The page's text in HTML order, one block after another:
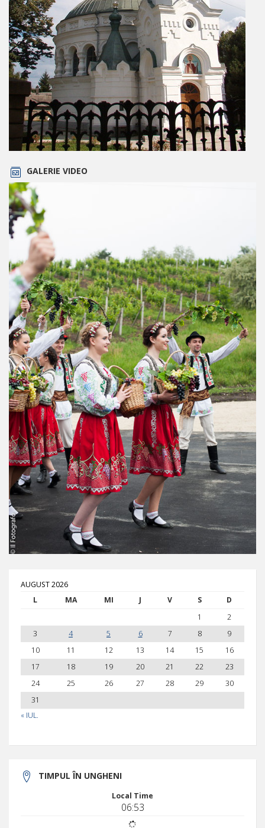
GALERIE VIDEO
AUGUST 2026
L
MA MI J V S D
« IUL.
1
2
3
4 5 6 7 8
9
10
11 12 13 14 15
16
17
18 19 20 21 22
23
24
25 26 27 28 29
30
31
TIMPUL ÎN UNGHENI
Local Time
06:53